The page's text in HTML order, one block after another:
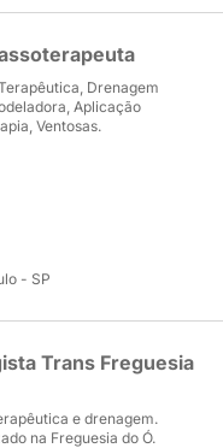
Drenagem
Aplicação
Ventosas.
- SP
Trans Freguesia
e drenagem.
na Freguesia do Ó.